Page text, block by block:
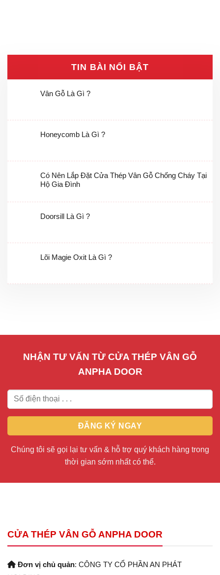
TIN BÀI NỔI BẬT
Vân Gỗ Là Gì ?
Honeycomb Là Gì ?
Có Nên Lắp Đặt Cửa Thép Vân Gỗ Chống Cháy Tại
Hộ Gia Đình
Doorsill Là Gì ?
Lõi Magie Oxit Là Gì ?
NHẬN TƯ VẤN TỪ CỬA THÉP VÂN GỖ
ANPHA DOOR
Chúng tôi sẽ gọi lại tư vấn & hỗ trợ quý khách hàng trong
thời gian sớm nhất có thể.
CỬA THÉP VÂN GỖ ANPHA DOOR
Đơn vị chủ quản: CÔNG TY CỔ PHẦN AN PHÁT